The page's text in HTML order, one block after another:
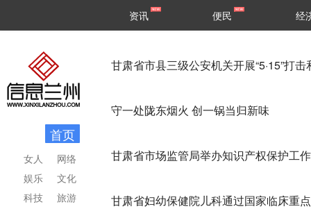
区县
资讯 便民 经
首页
网络
文化
旅游
女人
娱乐
科技
甘肃省市县三级公安机关开展“5·15”打
守一处陇东烟火 创一锅当归新味
甘肃省市场监管局举办知识产权保护工
甘肃省妇幼保健院儿科通过国家临床重